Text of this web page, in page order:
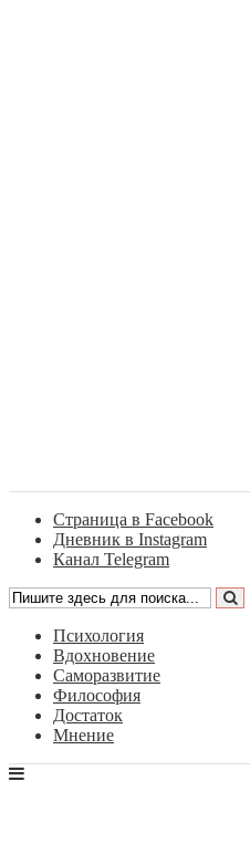
Страница в Facebook
Дневник в Instagram
Канал Telegram
Психология
Вдохновение
Саморазвитие
Философия
Достаток
Мнение